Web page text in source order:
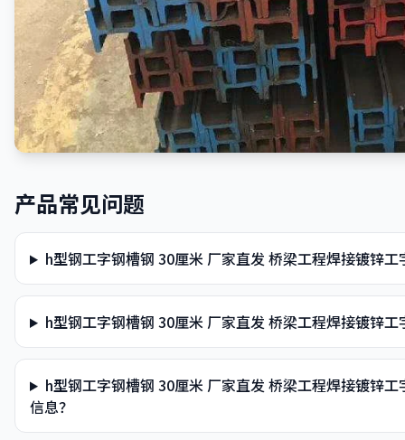
产品常见问题
h型钢工字钢槽钢 30厘米 厂家直发 桥梁工程焊接镀锌
h型钢工字钢槽钢 30厘米 厂家直发 桥梁工程焊接镀锌
h型钢工字钢槽钢 30厘米 厂家直发 桥梁工程焊接镀锌
信息？